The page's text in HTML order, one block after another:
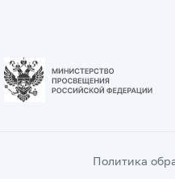
Политика